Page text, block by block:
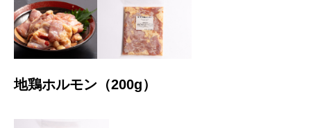
地鶏ホルモン（200g）